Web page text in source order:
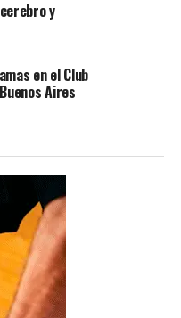
y
en el Club
Aires